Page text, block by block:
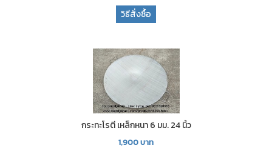
วิธีสั่งซื้อ
กระทะโรตี เหล็กหนา 6 มม. 24 นิ้ว
1,900บาท